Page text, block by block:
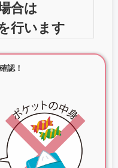
合は
行います
認！